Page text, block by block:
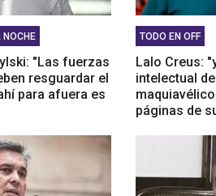
"Las fuerzas
resguardar el
para afuera es
TODO EN OFF
Lalo Creus:
intelectual
páginas de